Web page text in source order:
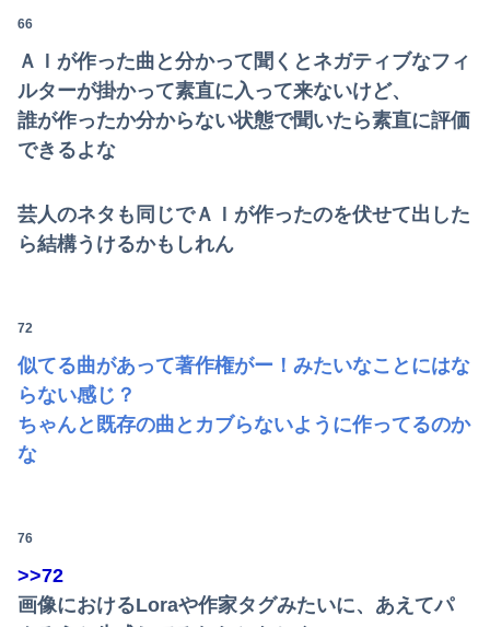
66
ＡＩが作った曲と分かって聞くとネガティブなフィ
ルターが掛かって素直に入って来ないけど、
誰が作ったか分からない状態で聞いたら素直に評価
できるよな
芸人のネタも同じでＡＩが作ったのを伏せて出した
ら結構うけるかもしれん
72
似てる曲があって著作権がー！みたいなことにはな
らない感じ？
ちゃんと既存の曲とカブらないように作ってるのか
な
76
>>72
画像におけるLoraや作家タグみたいに、あえてパ